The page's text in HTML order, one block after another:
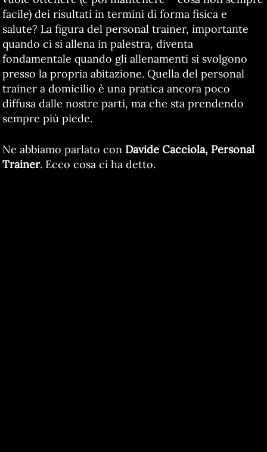
facile) dei risultati in termini di forma fisica e
salute? La figura del personal trainer, importante
quando ci si allena in palestra, diventa
fondamentale quando gli allenamenti si svolgono
presso la propria abitazione. Quella del personal
trainer a domicilio è una pratica ancora poco
diffusa dalle nostre parti, ma che sta prendendo
sempre più piede.
Ne abbiamo parlato con Davide Cacciola, Personal
Trainer. Ecco cosa ci ha detto.